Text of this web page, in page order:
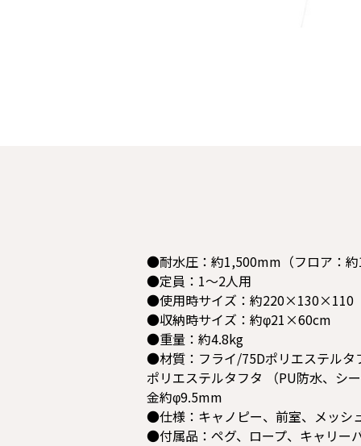
●耐水圧：約1,500mm（フロア：
●定員：1～2人用
●使用時サイズ：約220×130×110
●収納時サイズ：約φ21×60cm
●重量：約4.8kg
●材質：フライ/75Dポリエステルタ
ポリエステルタフタ （PU防水、シ
金約φ9.5mm
●仕様：キャノピー、前室、メッシ
●付属品：ペグ、ロープ、キャリー